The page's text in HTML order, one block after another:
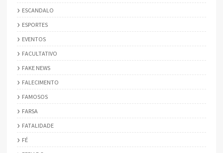
ESCANDALO
ESPORTES
EVENTOS
FACULTATIVO
FAKE NEWS
FALECIMENTO
FAMOSOS
FARSA
FATALIDADE
FÉ